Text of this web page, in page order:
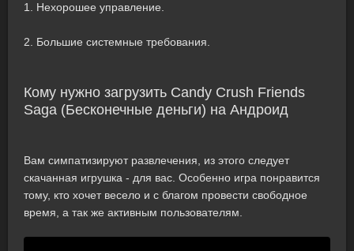
1. Нехорошее управление.
2. Большие системные требования.
Кому нужно загрузить Candy Crush Friends
Saga (Бесконечные деньги) на Андроид
Вам симпатизируют развлечения, из этого следует
скачанная игрушка - для вас. Особенно игра понравится
тому, кто хочет весело и с благом провести свободное
время, а так же активным пользователям.